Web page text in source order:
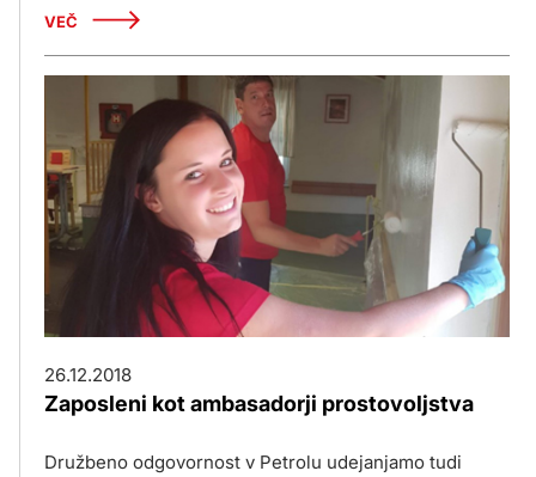
VEČ
26.12.2018
Zaposleni kot ambasadorji prostovoljstva
Družbeno odgovornost v Petrolu udejanjamo tudi